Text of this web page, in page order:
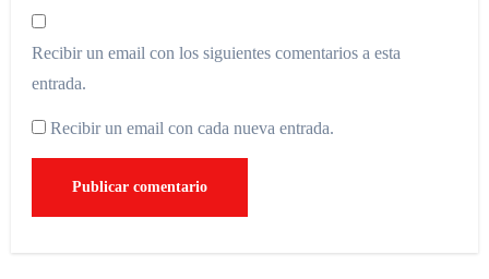
Recibir un email con los siguientes comentarios a esta
entrada.
Recibir un email con cada nueva entrada.